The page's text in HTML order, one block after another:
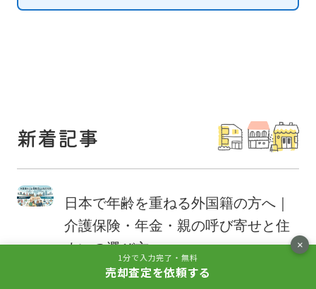
新着記事
日本で年齢を重ねる外国籍の方へ｜
介護保険・年金・親の呼び寄せと住
まいの選び方
2026.08.07
1分で入力完了・無料
売却査定を依頼する
×